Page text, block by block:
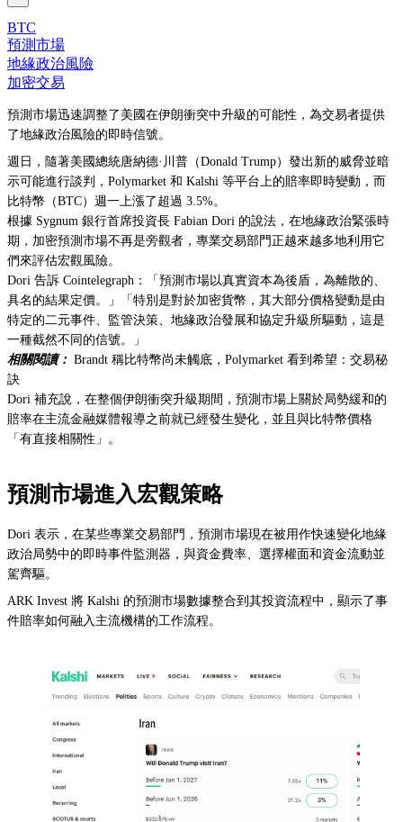
BTC
預測市場
地緣政治風險
加密交易
預測市場迅速調整了美國在伊朗衝突中升級的可能性，為交易者提供
了地緣政治風險的即時信號。
週日，隨著美國總統唐納德·川普（Donald Trump）發出新的威脅並暗
示可能進行談判，Polymarket 和 Kalshi 等平台上的賠率即時變動，而
比特幣（BTC）週一上漲了超過 3.5%。
根據 Sygnum 銀行首席投資長 Fabian Dori 的說法，在地緣政治緊張時
期，加密預測市場不再是旁觀者，專業交易部門正越來越多地利用它
們來評估宏觀風險。
Dori 告訴 Cointelegraph：「預測市場以真實資本為後盾，為離散的、
具名的結果定價。」「特別是對於加密貨幣，其大部分價格變動是由
特定的二元事件、監管決策、地緣政治發展和協定升級所驅動，這是
一種截然不同的信號。」
相關閱讀： Brandt 稱比特幣尚未觸底，Polymarket 看到希望：交易秘
訣
Dori 補充說，在整個伊朗衝突升級期間，預測市場上關於局勢緩和的
賠率在主流金融媒體報導之前就已經發生變化，並且與比特幣價格
「有直接相關性」。
預測市場進入宏觀策略
Dori 表示，在某些專業交易部門，預測市場現在被用作快速變化地緣
政治局勢中的即時事件監測器，與資金費率、選擇權面和資金流動並
駕齊驅。
ARK Invest 將 Kalshi 的預測市場數據整合到其投資流程中，顯示了事
件賠率如何融入主流機構的工作流程。